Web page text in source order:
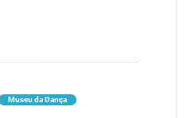
Museu da Dança